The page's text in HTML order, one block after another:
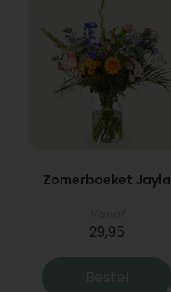
Zomerboeket Jayla
29,95
Bestel